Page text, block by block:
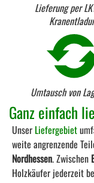
Lieferung per
Umtausch von
Ganz einfach
Unser Liefergebiet
weite angrenzende
Nordhessen. Zwischen
Holzkäufer jederzeit